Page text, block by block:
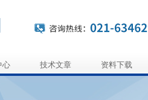
心 技术文章 资料下载